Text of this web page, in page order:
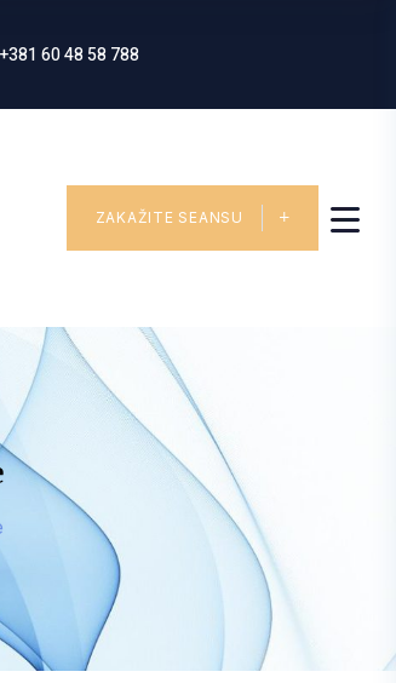
60 48 58 788
ZAKAŽITE SEANSU